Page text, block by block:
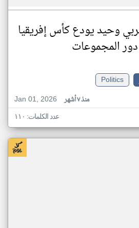
وحيد يودع كأس إفريقيا
Politics
Jan 01, 2026
منذ ٧ أشهر
عدد الكلمات: ١١٠